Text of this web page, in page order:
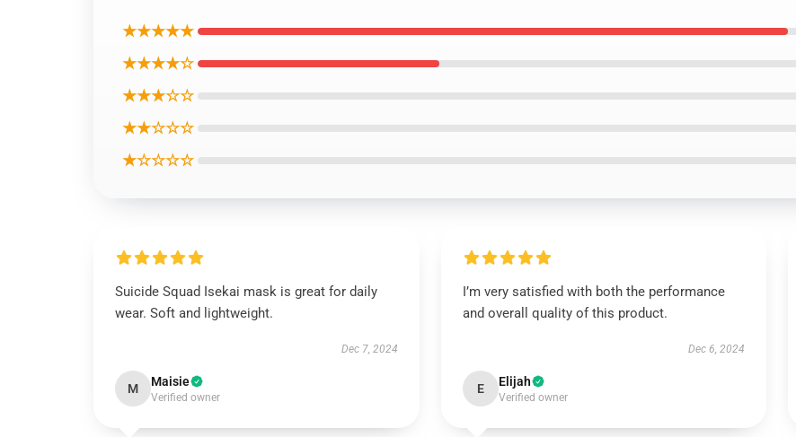
★★★★★
★★★★☆
★★★☆☆
★★☆☆☆
★☆☆☆☆
Suicide Squad Isekai mask is great for daily
wear. Soft and lightweight.
Dec 7, 2024
M Maisie
Verified owner
I’m very satisfied with both the performance
and overall quality of this product.
Dec 6, 2024
E Elijah
Verified owner